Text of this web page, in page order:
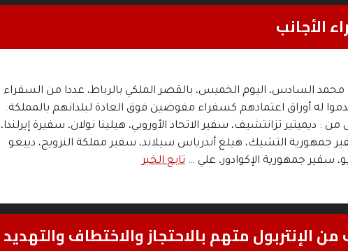
الأجانب
السادس، اليوم الخميس، بالقصر الملكي بالرباط، عددا من السفراء
له أوراق اعتمادهم كسفراء مفوضين فوق العادة لبلدانهم بالمملكة.
من : ديميتير تزانتشيف، سفير الاتحاد الأوروبي، هيلينا نولان، سفيرة إيرلندا،
جمهورية التشيك، هيلغ أندرياس سيلاند، سفير مملكة النرويج، دييغو
سفير جمهورية الإكوادور، علي … تابع الخبر
متهم بالاحتجاز والاختطاف والتهديد